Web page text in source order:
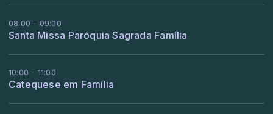
08:00 - 09:00
Santa Missa Paróquia Sagrada Família
10:00 - 11:00
Catequese em Família